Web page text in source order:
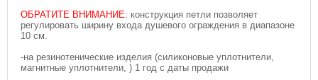
ОБРАТИТЕ ВНИМАНИЕ: конструкция петли позволяет
регулировать ширину входа душевого ограждения в диапазоне
10 см.
-на резинотенические изделия (силиконовые уплотнители,
магнитные уплотнители, ) 1 год с даты продажи